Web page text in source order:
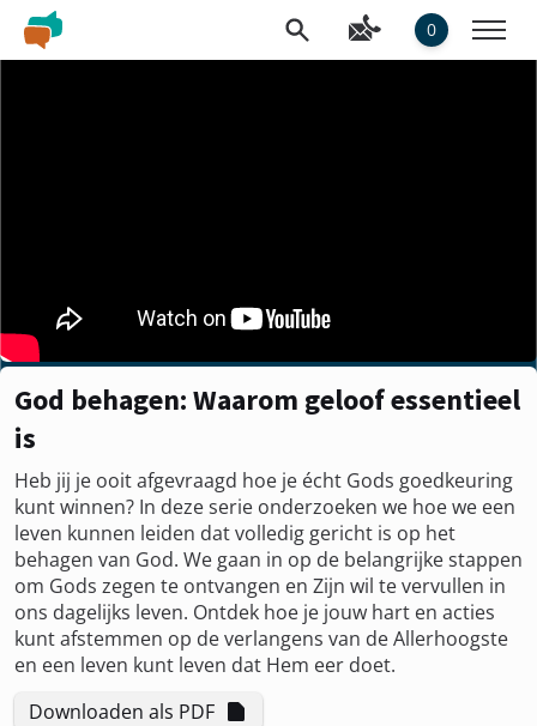
0
God behagen: Waarom geloof essentieel
is
Heb jij je ooit afgevraagd hoe je écht Gods goedkeuring
kunt winnen? In deze serie onderzoeken we hoe we een
leven kunnen leiden dat volledig gericht is op het
behagen van God. We gaan in op de belangrijke stappen
om Gods zegen te ontvangen en Zijn wil te vervullen in
ons dagelijks leven. Ontdek hoe je jouw hart en acties
kunt afstemmen op de verlangens van de Allerhoogste
en een leven kunt leven dat Hem eer doet.
Downloaden als PDF